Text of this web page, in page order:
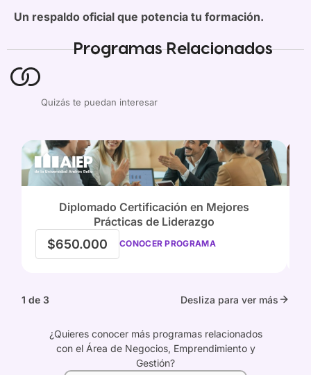
Un respaldo oficial que potencia tu formación.
Programas Relacionados
Quizás te puedan interesar
Diplomado Certificación en Mejores
Prácticas de Liderazgo
$650.000 CONOCER PROGRAMA
1 de 3 Desliza para ver más
¿Quieres conocer más programas relacionados
con el Área de Negocios, Emprendimiento y
Gestión?